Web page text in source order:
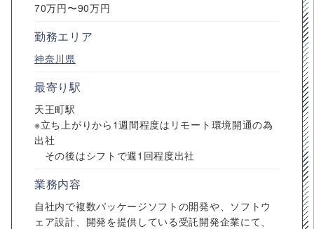
70万円〜90万円
勤務エリア
神奈川県
最寄り駅
天王町駅
※立ち上がりから1週間程度はリモート環境開通の為
出社
その後はシフトで週1回程度出社
業務内容
自社内で複数パッケージソフトの開発や、ソフトウ
ェア設計、開発を提供している受託開発企業にて、